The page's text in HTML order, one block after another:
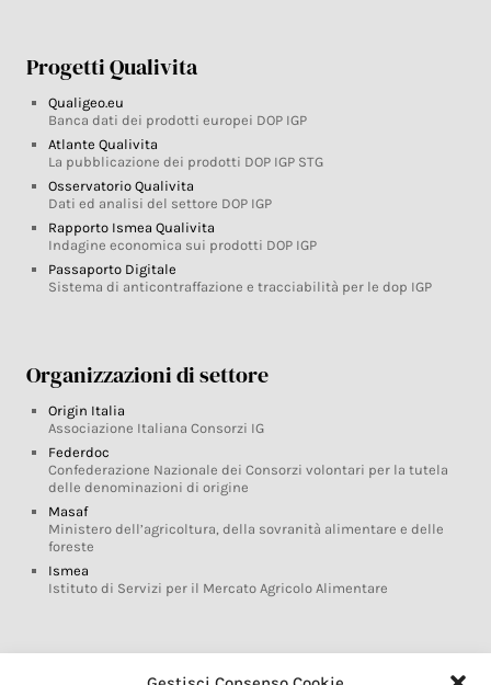
Progetti Qualivita
Qualigeo.eu
Banca dati dei prodotti europei DOP IGP
Atlante Qualivita
La pubblicazione dei prodotti DOP IGP STG
Osservatorio Qualivita
Dati ed analisi del settore DOP IGP
Rapporto Ismea Qualivita
Indagine economica sui prodotti DOP IGP
Passaporto Digitale
Sistema di anticontraffazione e tracciabilità per le dop IGP
Organizzazioni di settore
Origin Italia
Associazione Italiana Consorzi IG
Federdoc
Confederazione Nazionale dei Consorzi volontari per la tutela
delle denominazioni di origine
Masaf
Ministero dell’agricoltura, della sovranità alimentare e delle
foreste
Ismea
Istituto di Servizi per il Mercato Agricolo Alimentare
Glossario DOP IGP